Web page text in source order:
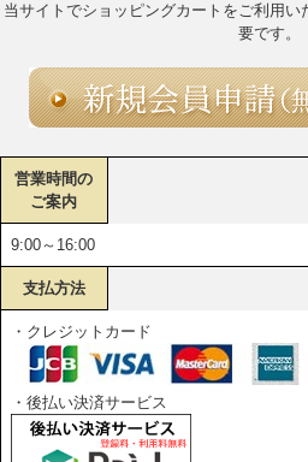
当サイトでショッピングカートをご利用い
要です。
営業時間の
ご案内
9:00～16:00
支払方法
・クレジットカード
・後払い決済サービス